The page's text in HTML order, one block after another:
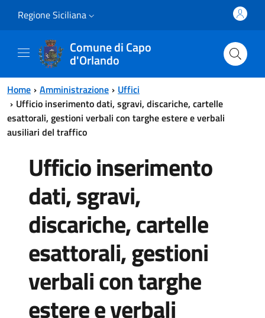
Regione Siciliana
Comune di Capo
d'Orlando
Home Amministrazione
Uffici
Ufficio inserimento dati, sgravi, discariche, cartelle
esattorali, gestioni verbali con targhe estere e verbali
ausiliari del traffico
Ufficio inserimento
dati, sgravi,
discariche, cartelle
esattorali, gestioni
verbali con targhe
estere e verbali